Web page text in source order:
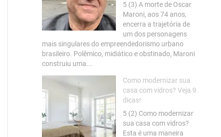
5 (3) A morte de Oscar
Maroni, aos 74 anos,
encerra a trajetória de
um dos personagens
mais singulares do empreendedorismo urbano
brasileiro. Polêmico, midiático e obstinado, Maroni
construiu uma...
Como modernizar sua
casa com vidros? Veja 9
dicas!
5 (2) Como modernizar
sua casa com vidros?
Esta é uma maneira